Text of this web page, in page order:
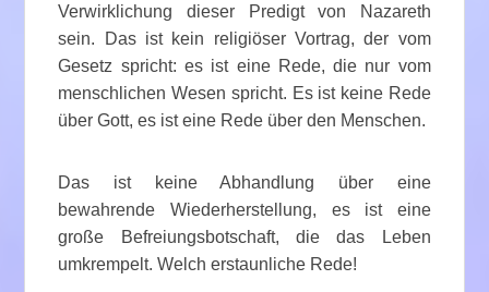
Verwirklichung dieser Predigt von Nazareth
sein. Das ist kein religiöser Vortrag, der vom
Gesetz spricht: es ist eine Rede, die nur vom
menschlichen Wesen spricht. Es ist keine Rede
über Gott, es ist eine Rede über den Menschen.
Das ist keine Abhandlung über eine
bewahrende Wiederherstellung, es ist eine
große Befreiungsbotschaft, die das Leben
umkrempelt. Welch erstaunliche Rede!